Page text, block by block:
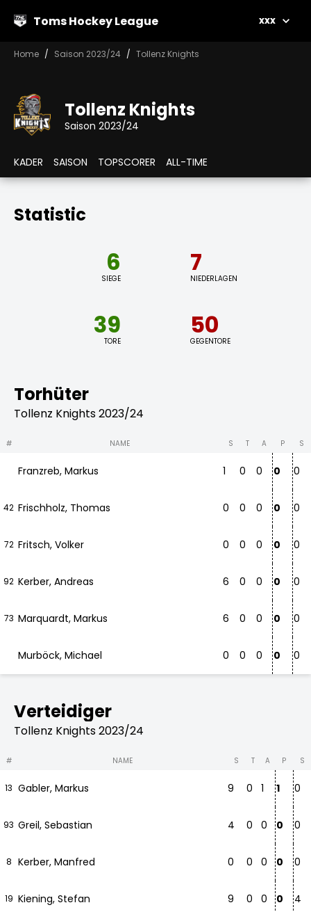
Toms Hockey League xxx
Home Saison 2023/24 Tollenz Knights
Tollenz Knights
Saison 2023/24
KADER SAISON TOPSCORER ALL-TIME
Statistic
6
SIEGE
7
NIEDERLAGEN
39
TORE
50
GEGENTORE
Torhüter
Tollenz Knights 2023/24
# NAME S T A P S
Franzreb, Markus 1 0 0 0 0
42 Frischholz, Thomas 0 0 0 0 0
72 Fritsch, Volker 0 0 0 0 0
92 Kerber, Andreas 6 0 0 0 0
73 Marquardt, Markus 6 0 0 0 0
Murböck, Michael 0 0 0 0 0
Verteidiger
Tollenz Knights 2023/24
# NAME S T A P S
13 Gabler, Markus 9 0 1 1 0
93 Greil, Sebastian 4 0 0 0 0
8 Kerber, Manfred 0 0 0 0 0
19 Kiening, Stefan 9 0 0 0 4